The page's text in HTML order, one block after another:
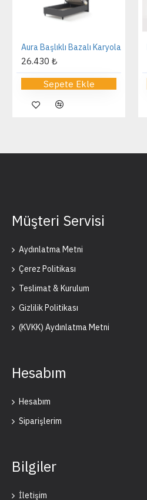
Aura Başlıklı Bazalı Karyola
26.430 ₺
Sepete Ekle
Müşteri Servisi
Aydınlatma Metni
Çerez Politikası
Teslimat & Kurulum
Gizlilik Politikası
(KVKK) Aydınlatma Metni
Hesabım
Hesabım
Siparişlerim
Bilgiler
İletişim